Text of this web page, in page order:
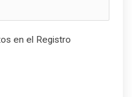
en el Registro